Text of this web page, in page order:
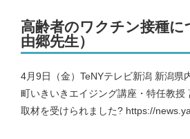
書籍｜Book
ミャンマー｜
高齢者のワクチン接種に
由郷先生）
4月9日（金）TeNYテレビ新潟 新潟県
町いきいきエイジング講座・特任教
取材を受けられました? https://